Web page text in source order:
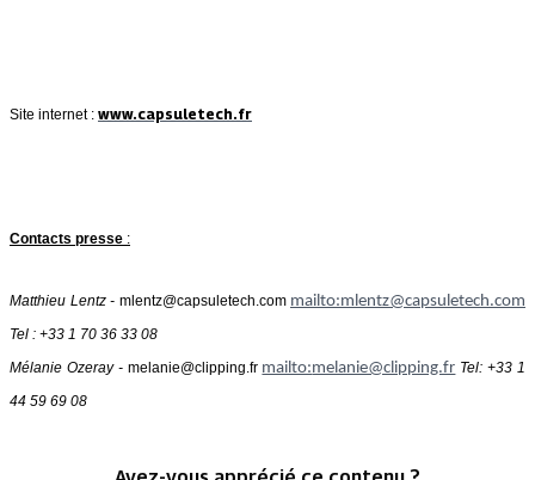
Site internet : www.capsuletech.fr
Contacts presse :
Matthieu Lentz - mlentz@capsuletech.com mailto:mlentz@capsuletech.com
Tel : +33 1 70 36 33 08
Mélanie Ozeray - melanie@clipping.fr mailto:melanie@clipping.fr Tel: +33 1
44 59 69 08